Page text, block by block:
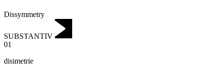
Dissymmetry
SUBSTANTIV
01
disimetrie